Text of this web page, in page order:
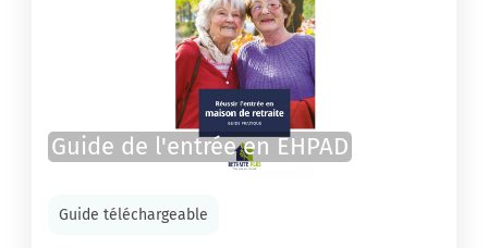
Guide de l'entrée en EHPAD
Guide téléchargeable